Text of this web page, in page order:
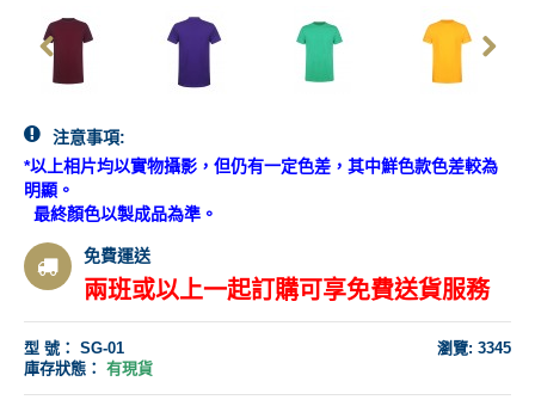
注意事項:
*以上相片均以實物攝影，但仍有一定色差，其中鮮色款色差較為
明顯。
最終顏色以製成品為準。
免費運送
兩班或以上一起訂購可享免費送貨服務
瀏覽: 3345
型 號： SG-01
庫存狀態： 有現貨